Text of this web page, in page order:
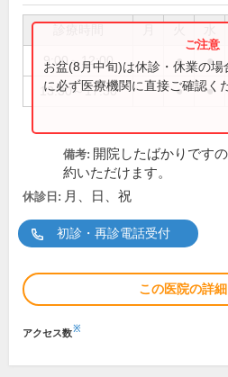
9:00～12:00 ● ●
13:30～17:30 ● ●
お盆(8月中旬)は休診・休業の
に必ず医療機関に直接ご確認く
備考: 開院したばかりです
約いただけます。
休診日: 月、日、祝
初診・再診電話受付
この医院の詳
アクセス数※